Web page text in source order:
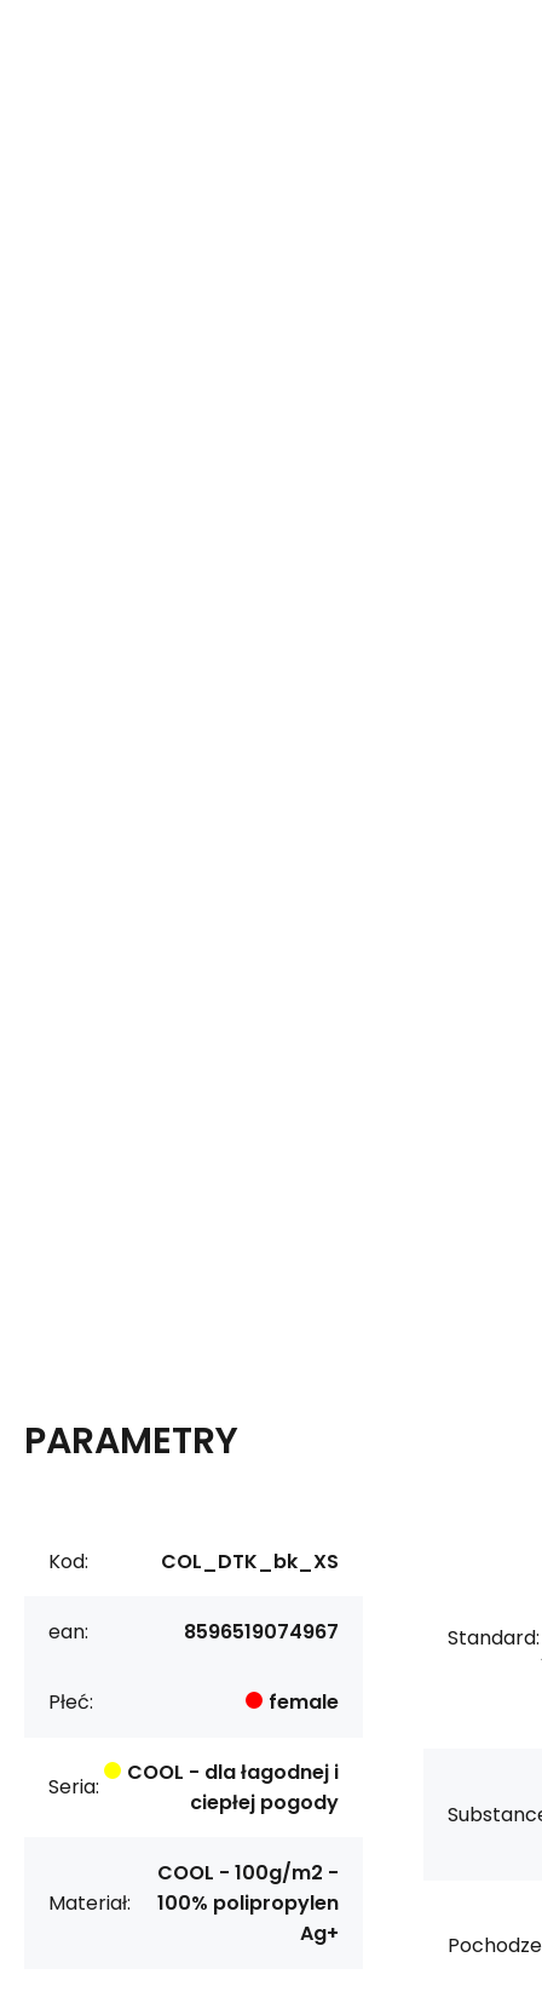
PARAMETRY
Kod: COL_DTK_bk_XS
ean: 8596519074967
Płeć: female
Seria:
COOL - dla łagodnej i
ciepłej pogody
Materiał:
COOL - 100g/m2 -
100% polipropylen
Ag+
Standard: